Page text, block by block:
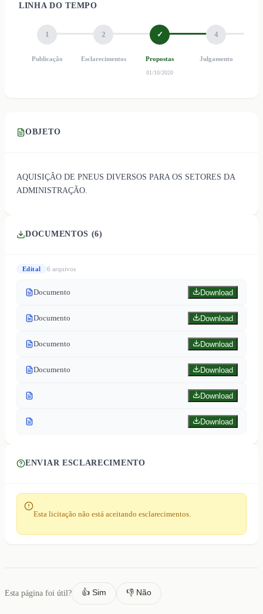
LINHA DO TEMPO
1
Publicação
2
Esclarecimentos
✓
Propostas
01/10/2020
4
Julgamento
OBJETO
AQUISIÇÃO DE PNEUS DIVERSOS PARA OS SETORES DA
ADMINISTRAÇÃO.
DOCUMENTOS (6)
Edital 6 arquivos
Documento Download
Documento Download
Documento Download
Documento Download
Download
Download
ENVIAR ESCLARECIMENTO
Esta licitação não está aceitando esclarecimentos.
Esta página foi útil? 👍 Sim 👎 Não